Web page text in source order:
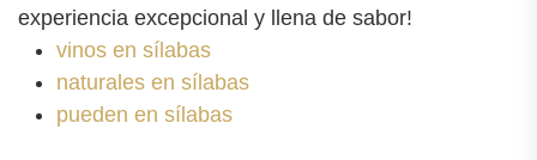
experiencia excepcional y llena de sabor!
vinos en sílabas
naturales en sílabas
pueden en sílabas